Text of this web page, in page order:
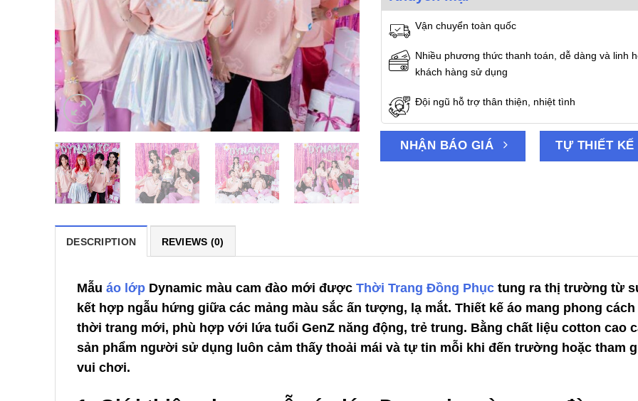
Vận chuyển toàn quốc
Nhiều phương thức thanh toán, dễ dàng và linh
khách hàng sử dụng
Đội ngũ hỗ trợ thân thiện, nhiệt tình
NHẬN BÁO GIÁ TỰ THIẾT KẾ
DESCRIPTION REVIEWS (0)
Mẫu áo lớp Dynamic màu cam đào mới được Thời Trang Đồng Phục tung ra thị trường từ
kết hợp ngẫu hứng giữa các mảng màu sắc ấn tượng, lạ mắt. Thiết kế áo mang phong cách
thời trang mới, phù hợp với lứa tuổi GenZ năng động, trẻ trung. Bằng chất liệu cotton cao
sản phẩm người sử dụng luôn cảm thấy thoải mái và tự tin mỗi khi đến trường hoặc tham
vui chơi.